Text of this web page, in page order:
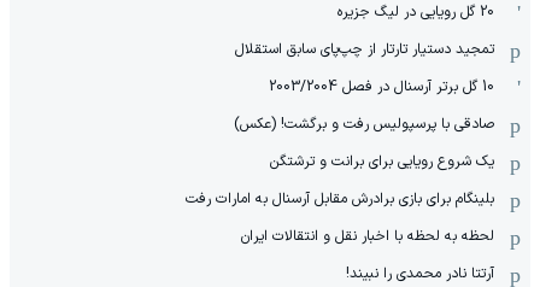
20 گل رویایی در لیگ جزیره
تمجید دستیار تارتار از چپ‌پای سابق استقلال
10 گل برتر آرسنال در فصل 2003/2004
صادقی با پرسپولیس رفت و برگشت! (عکس)
یک شروع رویایی برای برانت و ترشتگن
بلینگام برای بازی برادرش مقابل آرسنال به امارات رفت
لحظه به لحظه با اخبار نقل و انتقالات ایران
آرتتا نادر محمدی را نبیند!